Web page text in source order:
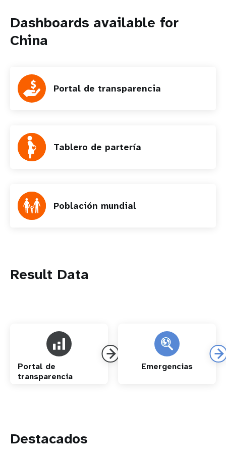
Dashboards available for
China
Portal de transparencia
Tablero de partería
Población mundial
Result Data
Portal de
transparencia
Emergencias
Destacados